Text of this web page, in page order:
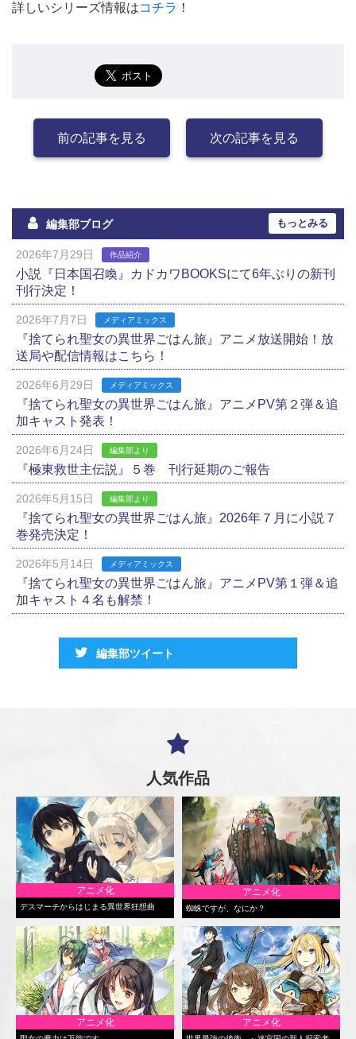
詳しいシリーズ情報はコチラ ！
前の記事を見る 次の記事を見る
編集部ブログ もっとみる
2026年7月29日 作品紹介
小説『日本国召喚』カドカワBOOKSにて6年ぶりの新刊
刊行決定！
2026年7月7日 メディアミックス
『捨てられ聖女の異世界ごはん旅』アニメ放送開始！放
送局や配信情報はこちら！
2026年6月29日 メディアミックス
『捨てられ聖女の異世界ごはん旅』アニメPV第２弾＆追
加キャスト発表！
2026年6月24日 編集部より
『極東救世主伝説』５巻 刊行延期のご報告
2026年5月15日 編集部より
『捨てられ聖女の異世界ごはん旅』2026年７月に小説７
巻発売決定！
2026年5月14日 メディアミックス
『捨てられ聖女の異世界ごはん旅』アニメPV第１弾＆追
加キャスト４名も解禁！
編集部ツイート
人気作品
アニメ化
デスマーチからはじまる異世界狂想曲
アニメ化
蜘蛛ですが、なにか？
アニメ化 アニメ化